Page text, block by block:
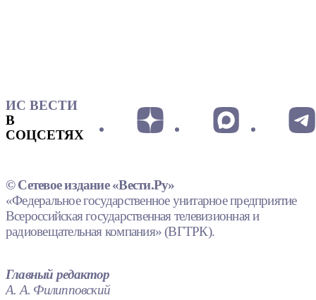
ИС ВЕСТИ
В
СОЦСЕТЯХ
© Сетевое издание «Вести.Ру»
«Федеральное государственное унитарное предприятие
Всероссийская государственная телевизионная и
радиовещательная компания» (ВГТРК).
Главный редактор
А. А. Филипповский